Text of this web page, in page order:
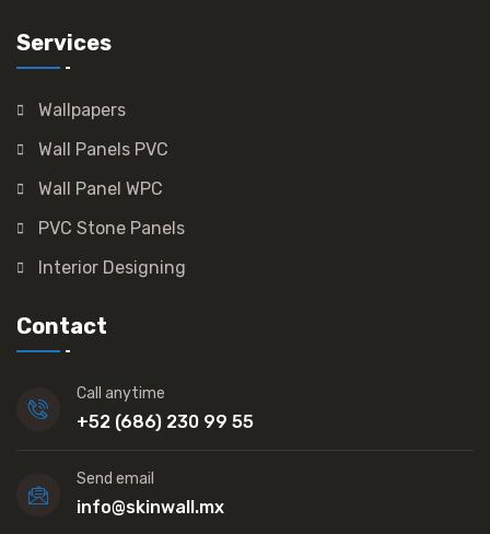
Services
Wallpapers
Wall Panels PVC
Wall Panel WPC
PVC Stone Panels
Interior Designing
Contact
Call anytime
+52 (686) 230 99 55
Send email
info@skinwall.mx